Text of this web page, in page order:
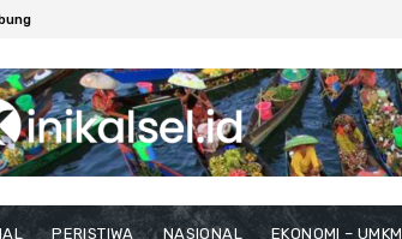
PERISTIWA NASIONAL EKONOMI – UMKM